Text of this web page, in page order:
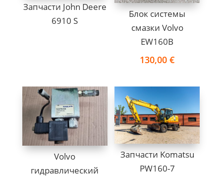
Запчасти John Deere
6910 S
Блок системы
смазки Volvo
EW160B
130,00€
Volvo
гидравлический
Запчасти Komatsu
PW160-7